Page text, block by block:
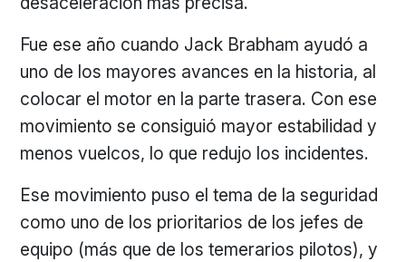
Fue ese año cuando Jack Brabham ayudó a
uno de los mayores avances en la historia, al
colocar el motor en la parte trasera. Con ese
movimiento se consiguió mayor estabilidad y
menos vuelcos, lo que redujo los incidentes.
Ese movimiento puso el tema de la seguridad
como uno de los prioritarios de los jefes de
equipo (más que de los temerarios pilotos), y